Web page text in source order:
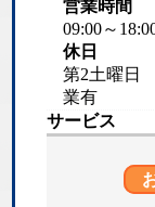
営業時間
09:00～
休日
第2土曜日
業有
サービス